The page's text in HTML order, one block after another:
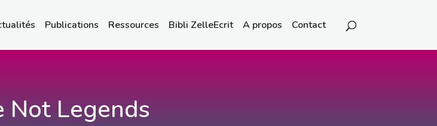
Publications Ressources Bibli ZelleEcrit A propos Contact
Not Legends